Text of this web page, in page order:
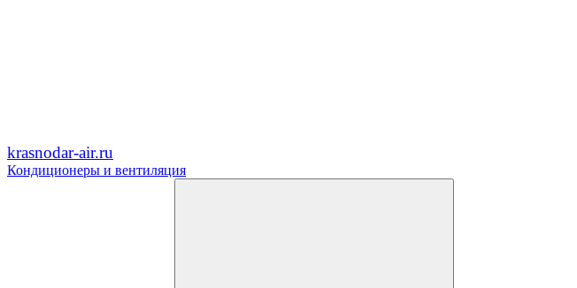
krasnodar-air.ru
Кондиционеры и вентиляция